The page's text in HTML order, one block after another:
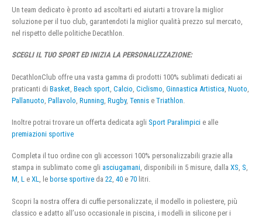
Un team dedicato è pronto ad ascoltarti ed aiutarti a trovare la miglior
soluzione per il tuo club, garantendoti la miglior qualità prezzo sul mercato,
nel rispetto delle politiche Decathlon.
SCEGLI IL TUO SPORT ED INIZIA LA PERSONALIZZAZIONE:
DecathlonClub offre una vasta gamma di prodotti 100% sublimati dedicati ai
praticanti di Basket Beach sport Calcio Ciclismo Ginnastica Artistica Nuoto
Pallanuoto Pallavolo Running Rugby, Tennis e Triathlon
Inoltre potrai trovare un offerta dedicata agli Sport Paralimpici e alle
premiazioni sportive
Completa il tuo ordine con gli accessori 100% personalizzabili grazie alla
stampa in sublimato come gli asciugamani, disponibili in 5 misure, dalla XS, S,
M, L e XL, le borse sportive da 22, 40 e 70 litri.
Scopri la nostra offera di cuffie personalizzate, il modello in poliestere, più
classico e adatto all’uso occasionale in piscina, i modelli in silicone per i